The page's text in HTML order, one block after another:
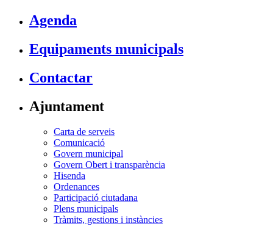
Agenda
Equipaments municipals
Contactar
Ajuntament
Carta de serveis
Comunicació
Govern municipal
Govern Obert i transparència
Hisenda
Ordenances
Participació ciutadana
Plens municipals
Tràmits, gestions i instàncies